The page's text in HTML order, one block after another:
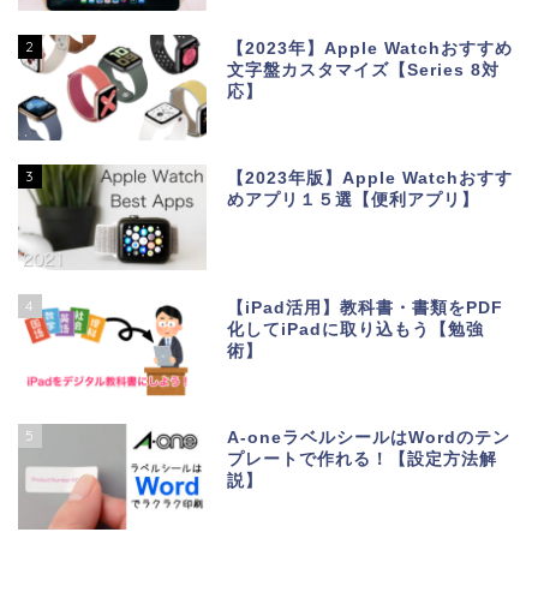
2
【2023年】Apple Watchおすすめ
文字盤カスタマイズ【Series 8対
応】
3
【2023年版】Apple Watchおすす
めアプリ１５選【便利アプリ】
4
【iPad活用】教科書・書類をPDF
化してiPadに取り込もう【勉強
術】
5
A-oneラベルシールはWordのテン
プレートで作れる！【設定方法解
説】